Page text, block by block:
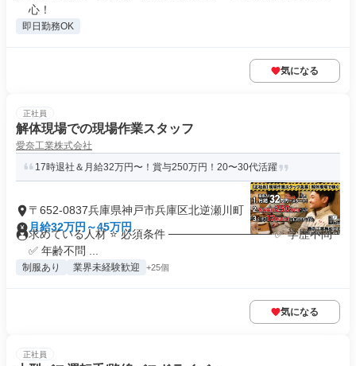
心！
即日勤務OK
気になる
正社員
解体現場での現場作業スタッフ
愛奈工業株式会社
17時退社＆月給32万円〜！賞与250万円！20〜30代活躍
〒652-0837兵庫県神戸市兵庫区北逆瀬川町
月給32万円～45万円
求めている人材 ⭐ 必須条件 ───────────── ✅ 学歴不問
✅ 年齢不問 ...
制服あり 業界未経験歓迎 +25個
気になる
正社員